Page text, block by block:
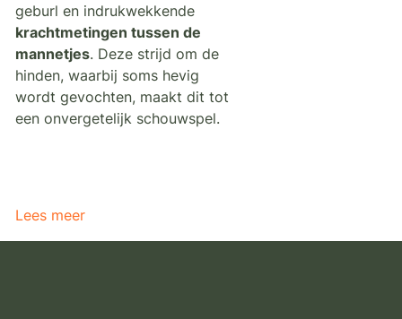
geburl en indrukwekkende
krachtmetingen tussen de
mannetjes. Deze strijd om de
hinden, waarbij soms hevig
wordt gevochten, maakt dit tot
een onvergetelijk schouwspel.
Lees meer